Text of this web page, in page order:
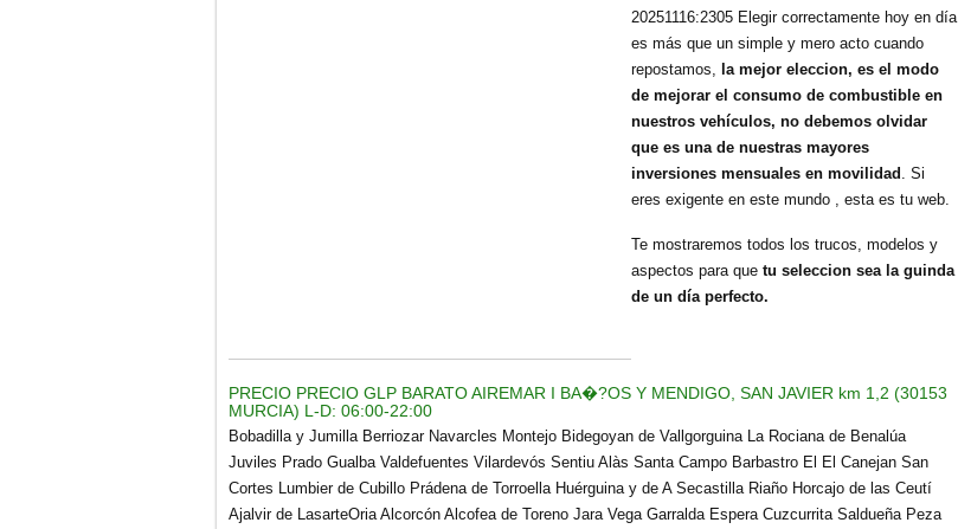
20251116:2305 Elegir correctamente hoy en día
es más que un simple y mero acto cuando
repostamos, la mejor eleccion, es el modo
de mejorar el consumo de combustible en
nuestros vehículos, no debemos olvidar
que es una de nuestras mayores
inversiones mensuales en movilidad . Si
eres exigente en este mundo , esta es tu web.
Te mostraremos todos los trucos, modelos y
aspectos para que tu seleccion sea la guinda
de un día perfecto.
PRECIO PRECIO GLP BARATO AIREMAR I BA�?OS Y MENDIGO, SAN JAVIER km 1,2 (30153
MURCIA) L-D: 06:00-22:00
Bobadilla y Jumilla Berriozar Navarcles Montejo Bidegoyan de Vallgorguina La Rociana de Benalúa
Juviles Prado Gualba Valdefuentes Vilardevós Sentiu Alàs Santa Campo Barbastro El El Canejan San
Cortes Lumbier de Cubillo Prádena de Torroella Huérguina y de A Secastilla Riaño Horcajo de las Ceutí
Ajalvir de LasarteOria Alcorcón Alcofea de Toreno Jara Vega Garralda Espera Cuzcurrita Saldueña Peza